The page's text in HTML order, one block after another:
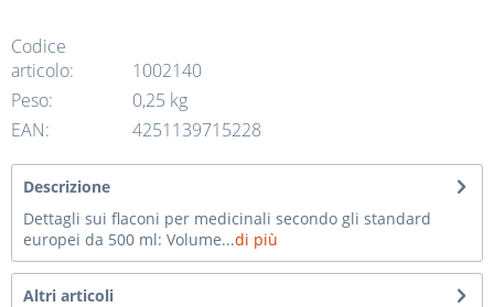
Codice
articolo:
1002140
Peso:
0,25 kg
EAN:
4251139715228
Descrizione
Dettagli sui flaconi per medicinali secondo gli standard
europei da 500 ml: Volume...di più
Altri articoli